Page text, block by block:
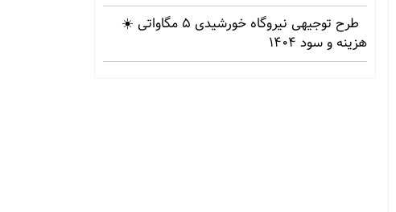
طرح توجیهی نیروگاه خورشیدی 5 مگاواتی ☀️
هزینه‌ و سود 1404